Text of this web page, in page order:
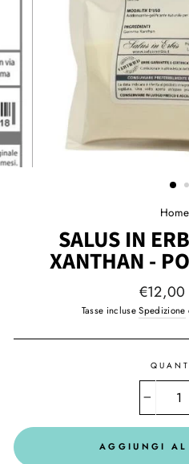
Home
SALUS IN
XANTHAN -
Prezzo
regolare
€12,00
Tasse incluseSpedizione
AGGIUNGI AL